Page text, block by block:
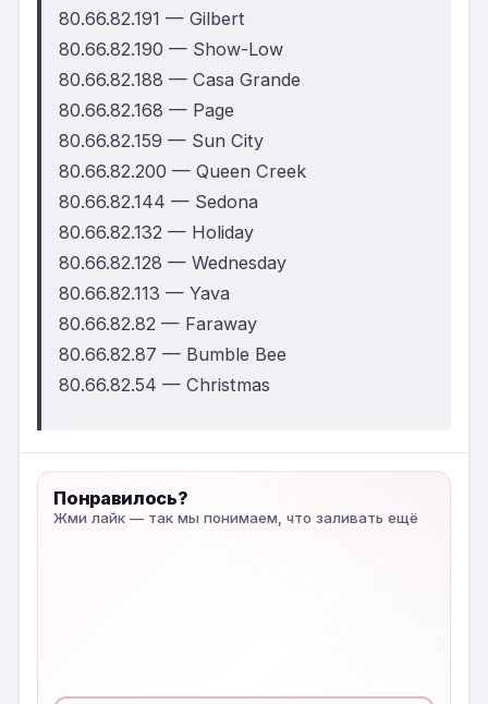
80.66.82.191 — Gilbert
80.66.82.190 — Show-Low
80.66.82.188 — Casa Grande
80.66.82.168 — Page
80.66.82.159 — Sun City
80.66.82.200 — Queen Creek
80.66.82.144 — Sedona
80.66.82.132 — Holiday
80.66.82.128 — Wednesday
80.66.82.113 — Yava
80.66.82.82 — Faraway
80.66.82.87 — Bumble Bee
80.66.82.54 — Christmas
Понравилось?
Жми лайк — так мы понимаем, что заливать ещё